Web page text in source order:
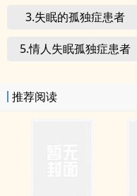
3.失眠的孤独症患者
5.情人失眠孤独症患者
推荐阅读